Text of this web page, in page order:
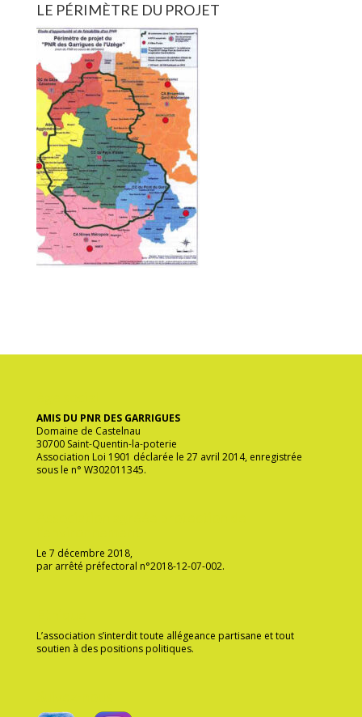
LE PÉRIMÈTRE DU PROJET
AMIS DU PNR DES GARRIGUES
Domaine de Castelnau
30700 Saint-Quentin-la-poterie
Association Loi 1901 déclarée le 27 avril 2014, enregistrée
sous le n° W302011345.
Le 7 décembre 2018,
par arrêté préfectoral n°2018-12-07-002.
L’association s’interdit toute allégeance partisane et tout
soutien à des positions politiques.